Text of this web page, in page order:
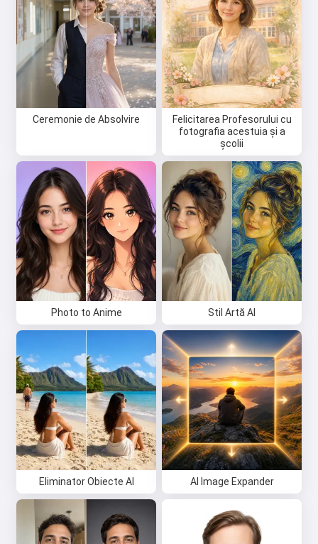
Ceremonie de Absolvire
Felicitarea Profesorului cu
fotografia acestuia și a
școlii
Photo to Anime Stil Artă AI
Eliminator Obiecte AI AI Image Expander